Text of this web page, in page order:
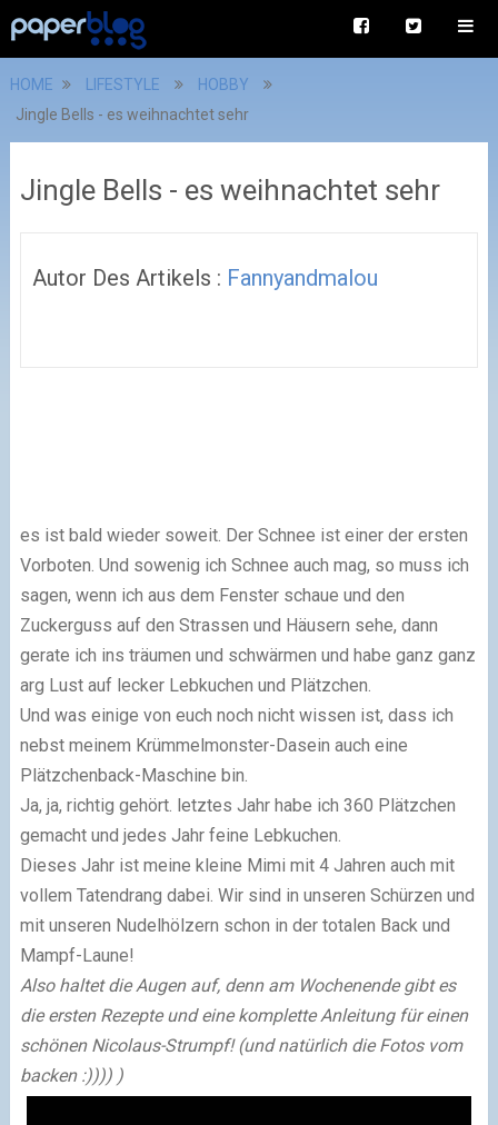
HOME LIFESTYLE
HOBBY
Jingle Bells - es weihnachtet sehr
Jingle Bells - es weihnachtet sehr
Autor Des Artikels : Fannyandmalou
es ist bald wieder soweit. Der Schnee ist einer der ersten
Vorboten. Und sowenig ich Schnee auch mag, so muss ich
sagen, wenn ich aus dem Fenster schaue und den
Zuckerguss auf den Strassen und Häusern sehe, dann
gerate ich ins träumen und schwärmen und habe ganz ganz
arg Lust auf lecker Lebkuchen und Plätzchen.
Und was einige von euch noch nicht wissen ist, dass ich
nebst meinem Krümmelmonster-Dasein auch eine
Plätzchenback-Maschine bin.
Ja, ja, richtig gehört. letztes Jahr habe ich 360 Plätzchen
gemacht und jedes Jahr feine Lebkuchen.
Dieses Jahr ist meine kleine Mimi mit 4 Jahren auch mit
vollem Tatendrang dabei. Wir sind in unseren Schürzen und
mit unseren Nudelhölzern schon in der totalen Back und
Mampf-Laune!
Also haltet die Augen auf, denn am Wochenende gibt es
die ersten Rezepte und eine komplette Anleitung für einen
schönen Nicolaus-Strumpf! (und natürlich die Fotos vom
backen :)))) )